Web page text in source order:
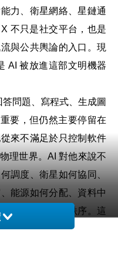
力、衛星網絡、星鏈通
不只是社交平台，也是
與公共輿論的入口。現
AI 被放進這部文明機器
問題、寫程式、生成圖
要，但仍然主要停留在
來不滿足於只控制軟件
理世界。AI 對他來說不
調度、衛星如何協同、
能源如何分配、資料中
地球之外建立秩序。這
。